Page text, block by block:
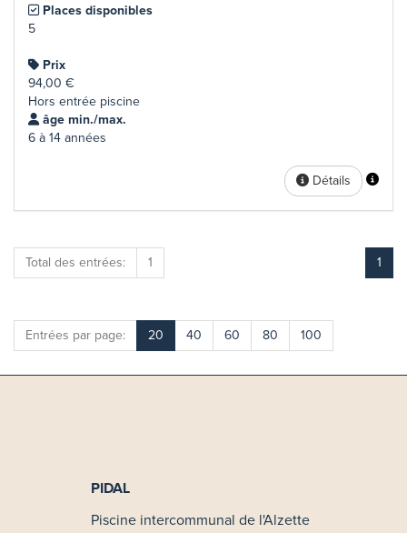
Places disponibles
5
Prix
94,00 €
Hors entrée piscine
âge min./max.
6 à 14 années
Détails
1
Total des entrées: 1
Entrées par page: 20 40 60 80 100
PIDAL
Piscine intercommunal de l'Alzette